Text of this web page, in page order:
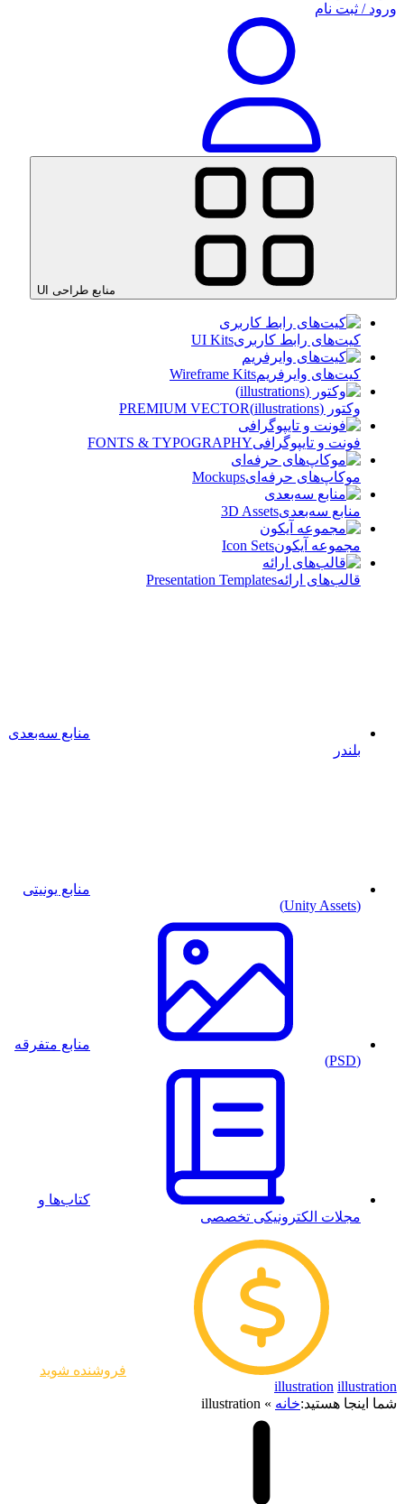
ورود / ثبت نام
منابع طراحی UI
کیت‌های رابط کاربریUI Kits
کیت‌های وایرفریمWireframe Kits
وکتور (illustrations) PREMIUM VECTOR
فونت و تایپوگرافیFONTS & TYPOGRAPHY
موکاپ‌های حرفه‌ایMockups
منابع سه‌بعدی3D Assets
مجموعه آیکون‌Icon Sets
قالب‌های ارائهPresentation Templates
منابع سه‌بعدی
بلندر
منابع یونیتی
(Unity Assets)
منابع متفرقه
(PSD)
کتاب‌ها و
مجلات الکترونیکی تخصصی
فروشنده شوید
illustration illustration
شما اینجا هستید:خانه »
illustration